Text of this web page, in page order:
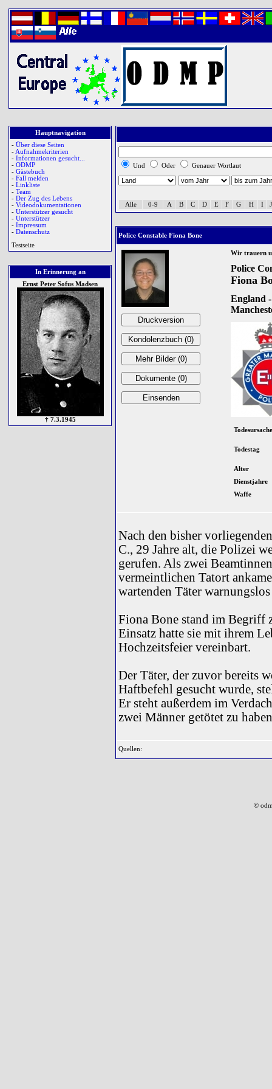
Hauptnavigation
- Über diese Seiten
- Aufnahmekriterien
- Informationen gesucht...
- ODMP
- Gästebuch
- Fall melden
- Linkliste
- Team
- Der Zug des Lebens
- Videodokumentationen
- Unterstützer gesucht
- Unterstützer
- Impressum
- Datenschutz
Testseite
In Erinnerung an
Ernst Peter Sofus Madsen
† 7.3.1945
Und Oder Genauer Wortlaut
Alle 0-9 A B C D E F G H I J
Police Constable Fiona Bone
Wir trauern
Police
Fiona
England
Todesursache
Todestag
Alter
Dienstjahre
Waffe
Nach den bisher
C., 29 Jahre alt, die Polizei
gerufen. Als zwei
vermeintlichen Tatort
wartenden Täter
Fiona Bone stand im Begriff
Einsatz hatte sie mit ihrem
Hochzeitsfeier vereinbart.
Der Täter, der zuvor bereits
Haftbefehl gesucht wurde,
Er steht außerdem im
zwei Männer getötet zu
Quellen:
©